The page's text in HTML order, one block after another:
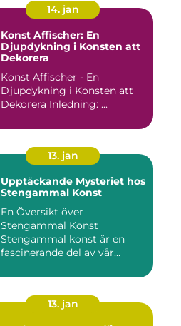
14. jan
Konst Affischer: En
Djupdykning i Konsten att
Dekorera
Konst Affischer - En
Djupdykning i Konsten att
Dekorera Inledning: ...
13. jan
Upptäckande Mysteriet hos
Stengammal Konst
En Översikt över
Stengammal Konst
Stengammal konst är en
fascinerande del av vår
13. jan